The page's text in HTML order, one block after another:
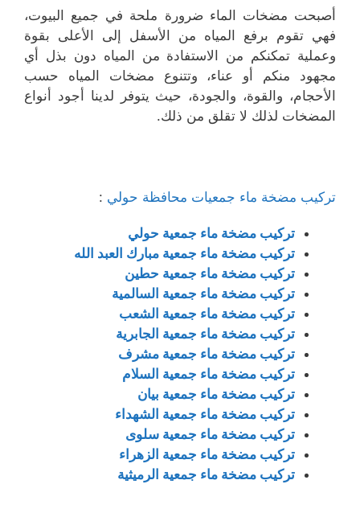
أصبحت مضخات الماء ضرورة ملحة في جميع البيوت،
فهي تقوم برفع المياه من الأسفل إلى الأعلى بقوة
وعملية تمكنكم من الاستفادة من المياه دون بذل أي
مجهود منكم أو عناء، وتتنوع مضخات المياه حسب
الأحجام، والقوة، والجودة، حيث يتوفر لدينا أجود أنواع
المضخات لذلك لا تقلق من ذلك.
تركيب مضخة ماء جمعيات محافظة حولي :
تركيب مضخة ماء جمعية حولي
تركيب مضخة ماء جمعية مبارك العبد الله
تركيب مضخة ماء جمعية حطين
تركيب مضخة ماء جمعية السالمية
تركيب مضخة ماء جمعية الشعب
تركيب مضخة ماء جمعية الجابرية
تركيب مضخة ماء جمعية مشرف
تركيب مضخة ماء جمعية السلام
تركيب مضخة ماء جمعية بيان
تركيب مضخة ماء جمعية الشهداء
تركيب مضخة ماء جمعية سلوى
تركيب مضخة ماء جمعية الزهراء
تركيب مضخة ماء جمعية الرميثية